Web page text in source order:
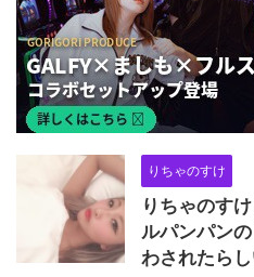
りちゃのすけ
りちゃのす
ルパンパン
わされたら